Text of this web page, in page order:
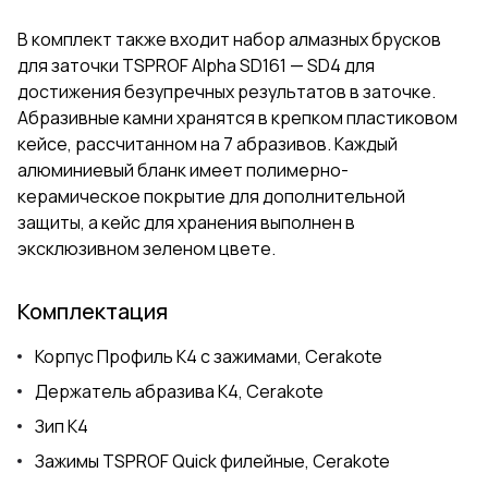
В комплект также входит набор алмазных брусков
для заточки TSPROF Alpha SD161 — SD4 для
достижения безупречных результатов в заточке.
Абразивные камни хранятся в крепком пластиковом
кейсе, рассчитанном на 7 абразивов. Каждый
алюминиевый бланк имеет полимерно-
керамическое покрытие для дополнительной
защиты, а кейс для хранения выполнен в
эксклюзивном зеленом цвете.
Комплектация
Корпус Профиль К4 с зажимами, Cerakote
Держатель абразива К4, Cerakote
Зип К4
Зажимы TSPROF Quick филейные, Cerakote